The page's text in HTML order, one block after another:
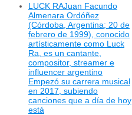
LUCK RAJuan Facundo
Almenara Ordóñez
(Córdoba, Argentina; 20 de
febrero de 1999), conocido
artísticamente como Luck
Ra, es un cantante,
compositor, streamer e
influencer argentino
Empezó su carrera musical
en 2017, subiendo
canciones que a día de hoy
está